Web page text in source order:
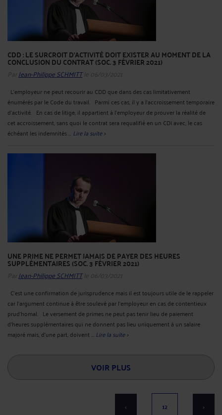
CDD : LE SURCROIT D'ACTIVITÉ DOIT EXISTER AU MOMENT DE LA
CONCLUSION DU CONTRAT (SOC. 3 FÉVRIER 2021)
Par Jean-Philippe SCHMITTle 06/03/2021
L’employeur ne peut recourir au CDD que dans des cas limitativement
énumérés par le Code du travail. Parmi ces cas, il y a l’accroissement temporaire
d’activité. En cas de litige, il appartient à l’employeur de prouver la réalité de
cet accroissement, sans quoi le contrat sera requalifié en un CDI avec, le cas
échéant les indemnités ... Lire la suite >
UNE PRIME NE PERMET JAMAIS DE PAYER DES HEURES
SUPPLÉMENTAIRES (SOC. 3 FÉVRIER 2021)
Par Jean-Philippe SCHMITTle 06/03/2021
C’est une confirmation de jurisprudence mais il est toujours utile de le rappeler
car l’argument continue à être soulevé par l’employeur en cas de contentieux
prud’homal. Le versement de primes ne peut pas tenir lieu de paiement
d'heures supplémentaires qui ne donnent pas lieu uniquement à un salaire
majoré mais, d'une part, doivent ... Lire la suite >
VOIR PLUS
< 12 >